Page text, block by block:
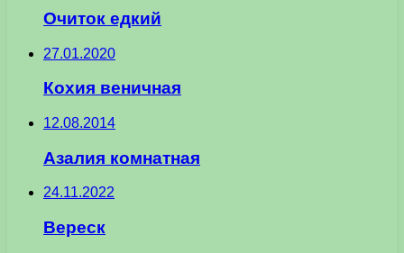
Очиток едкий
27.01.2020
Кохия веничная
12.08.2014
Азалия комнатная
24.11.2022
Вереск